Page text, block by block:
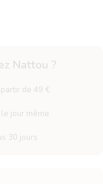
Nattou ?
de 49 €
jour même
30 jours